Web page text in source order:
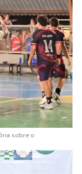
sobre o